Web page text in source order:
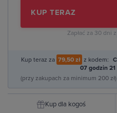
KUP TERAZ
Zapłać za 30 dni z
Kup teraz za 79,50 zł z kodem:
07 godzin 21
(przy zakupach za minimum 200 zł)
Kup dla kogoś